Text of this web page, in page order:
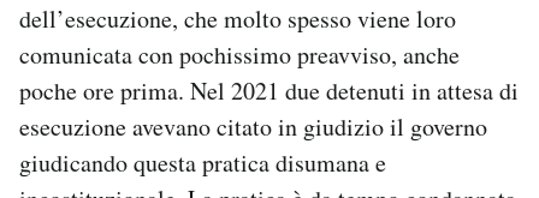
dell’esecuzione, che molto spesso viene loro
comunicata con pochissimo preavviso, anche
poche ore prima. Nel 2021 due detenuti in attesa di
esecuzione avevano citato in giudizio il governo
giudicando questa pratica disumana e